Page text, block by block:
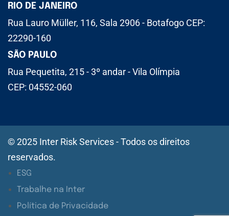
RIO DE JANEIRO
Rua Lauro Müller, 116, Sala 2906 - Botafogo CEP:
22290-160
SÃO PAULO
Rua Pequetita, 215 - 3º andar - Vila Olímpia
CEP: 04552-060
© 2025 Inter Risk Services - Todos os direitos
reservados.
ESG
Trabalhe na Inter
Política de Privacidade